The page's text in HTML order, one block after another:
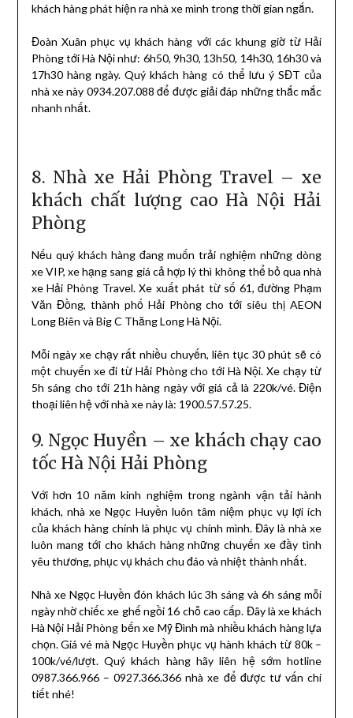
khách hàng phát hiện ra nhà xe mình trong thời gian ngắn.
Đoàn Xuân phục vụ khách hàng với các khung giờ từ Hải
Phòng tới Hà Nội như: 6h50, 9h30, 13h50, 14h30, 16h30 và
17h30 hàng ngày. Quý khách hàng có thể lưu ý SĐT của
nhà xe này 0934.207.088 để được giải đáp những thắc mắc
nhanh nhất.
8. Nhà xe Hải Phòng Travel – xe
khách chất lượng cao Hà Nội Hải
Phòng
Nếu quý khách hàng đang muốn trải nghiệm những dòng
xe VIP, xe hạng sang giá cả hợp lý thì không thể bỏ qua nhà
xe Hải Phòng Travel. Xe xuất phát từ số 61, đường Phạm
Văn Đồng, thành phố Hải Phòng cho tới siêu thị AEON
Long Biên và Big C Thăng Long Hà Nội.
Mỗi ngày xe chạy rất nhiều chuyến, liên tục 30 phút sẽ có
một chuyến xe đi từ Hải Phòng cho tới Hà Nội. Xe chạy từ
5h sáng cho tới 21h hàng ngày với giá cả là 220k/vé. Điện
thoại liên hệ với nhà xe này là: 1900.57.57.25.
9. Ngọc Huyền – xe khách chạy cao
tốc Hà Nội Hải Phòng
Với hơn 10 năm kinh nghiệm trong ngành vận tải hành
khách, nhà xe Ngọc Huyền luôn tâm niệm phục vụ lợi ích
của khách hàng chính là phục vụ chính mình. Đây là nhà xe
luôn mang tới cho khách hàng những chuyến xe đầy tình
yêu thương, phục vụ khách chu đáo và nhiệt thành nhất.
Nhà xe Ngọc Huyền đón khách lúc 3h sáng và 6h sáng mỗi
ngày nhờ chiếc xe ghế ngồi 16 chỗ cao cấp. Đây là xe khách
Hà Nội Hải Phòng bến xe Mỹ Đình mà nhiều khách hàng lựa
chọn. Giá vé mà Ngọc Huyền phục vụ hành khách từ 80k –
100k/vé/lượt. Quý khách hàng hãy liên hệ sớm hotline
0987.366.966 – 0927.366.366 nhà xe để được tư vấn chi
tiết nhé!